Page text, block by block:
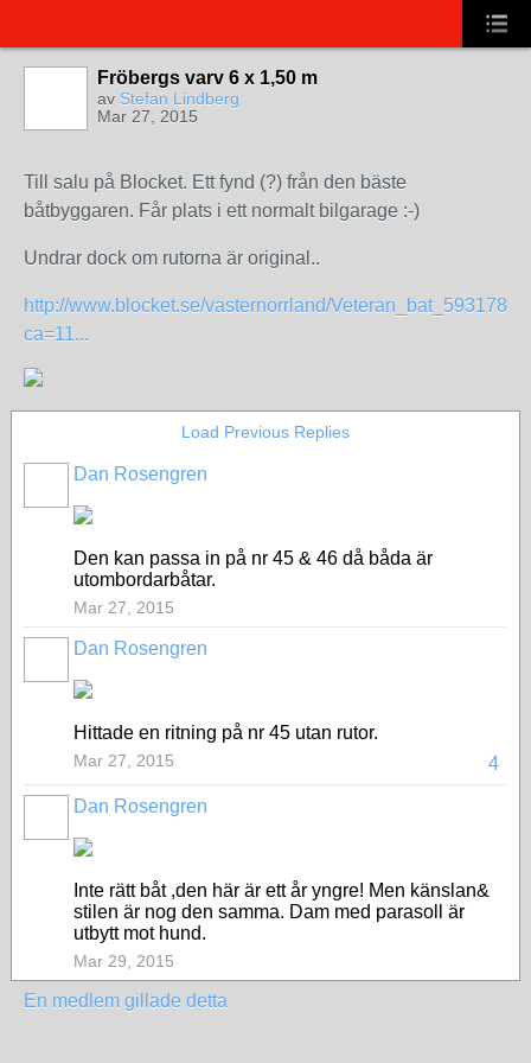
Fröbergs varv 6 x 1,50 m
av Stefan Lindberg
Mar 27, 2015
Till salu på Blocket. Ett fynd (?) från den bäste
båtbyggaren. Får plats i ett normalt bilgarage :-)
Undrar dock om rutorna är original..
http://www.blocket.se/vasternorrland/
ca=11...
Load Previous Replies
Dan Rosengren
Den kan passa in på nr 45 & 46 då båda är
utombordarbåtar.
Mar 27, 2015
Dan Rosengren
Hittade en ritning på nr 45 utan rutor.
4
Mar 27, 2015
Dan Rosengren
Inte rätt båt ,den här är ett år yngre! Men känslan&
stilen är nog den samma. Dam med parasoll är
utbytt mot hund.
Mar 29, 2015
En medlem gillade detta